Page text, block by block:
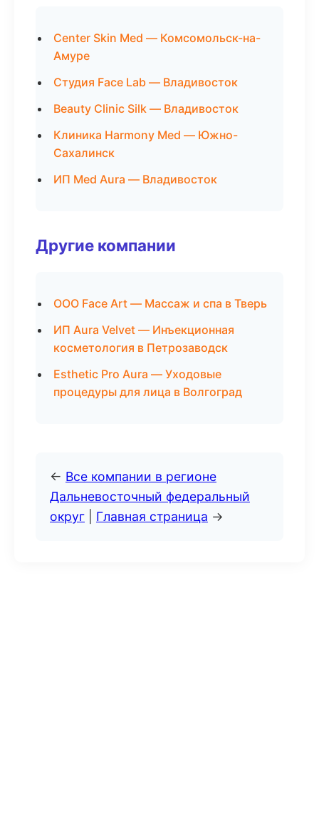
Center Skin Med — Комсомольск-на-
Амуре
Студия Face Lab — Владивосток
Beauty Clinic Silk — Владивосток
Клиника Harmony Med — Южно-
Сахалинск
ИП Med Aura — Владивосток
Другие компании
ООО Face Art — Массаж и спа в Тверь
ИП Aura Velvet — Инъекционная
косметология в Петрозаводск
Esthetic Pro Aura — Уходовые
процедуры для лица в Волгоград
← Все компании в регионе
Дальневосточный федеральный
округ
Главная страница →